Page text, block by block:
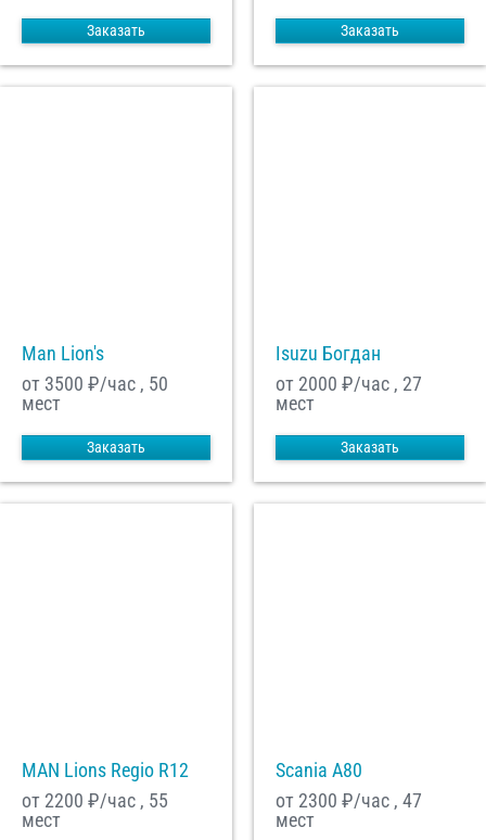
Заказать Заказать
Man Lion's
от 3500 ₽/час , 50
мест
Заказать
Isuzu Богдан
от 2000 ₽/час , 27
мест
Заказать
MAN Lions Regio R12
от 2200 ₽/час , 55
мест
Scania A80
от 2300 ₽/час , 47
мест